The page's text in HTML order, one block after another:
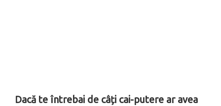
Dacă te întrebai de câți cai-putere ar avea